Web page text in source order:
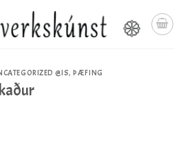
@IS,ÞÆFING